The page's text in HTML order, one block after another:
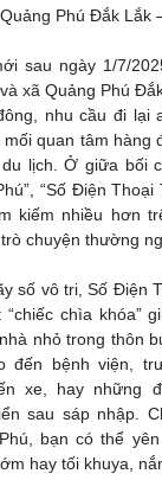
Phú Đắk Lắk
sau ngày 1/7/
xã Quảng Phú
nhu cầu đi lại
quan tâm hàng
lịch. Ở giữa bối
“Số Điện
kiếm nhiều hơn
chuyện thường
số vô tri, Số Điện
chìa khóa”
nhỏ trong thôn
đến bệnh viện,
xe, hay những
sau sáp nhập.
bạn có thể
hay tối khuya,